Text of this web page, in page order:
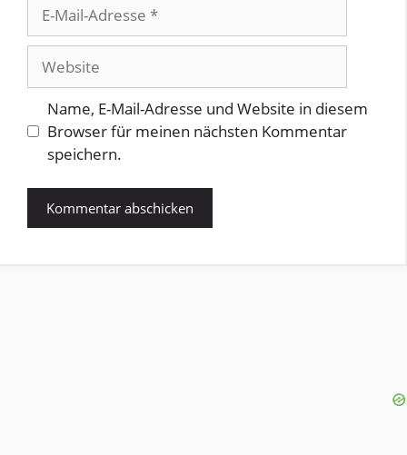
Mail-
Adresse
Name, E-Mail-Adresse und Website in diesem
Browser für meinen nächsten Kommentar
speichern.